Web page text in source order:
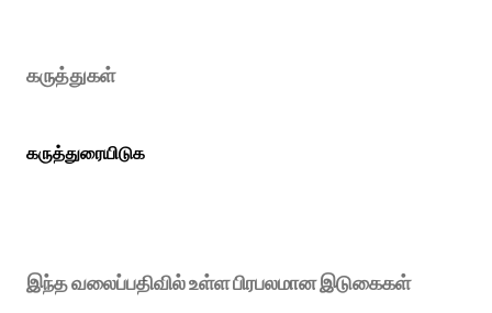
கருத்துகள்
கருத்துரையிடுக
இந்த வலைப்பதிவில் உள்ள பிரபலமான இடுகைகள்